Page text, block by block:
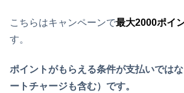
こちらはキャンペーンで最大2000ポイ
す。
ポイントがもらえる条件が支払いでは
ートチャージも含む）です。